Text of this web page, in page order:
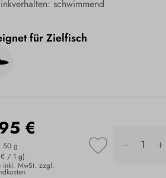
schwimmend
für Zielfisch
€
50 g
/ 1 g)
inkl. MwSt. zzgl.